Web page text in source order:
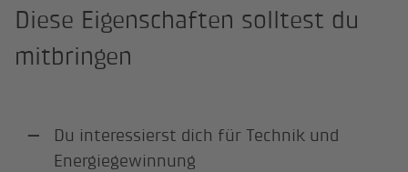
Diese Eigenschaften solltest du
mitbringen
Du interessierst dich für Technik und
Energiegewinnung